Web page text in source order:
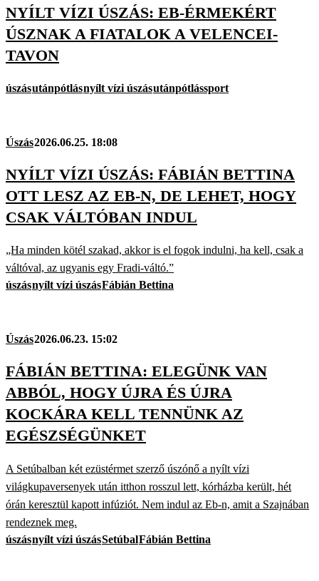
NYÍLT VÍZI ÚSZÁS: EB-ÉRMEKÉRT
ÚSZNAK A FIATALOK A VELENCEI-
TAVON
úszásutánpótlásnyílt vízi úszásutánpótlássport
Úszás2026.06.25. 18:08
NYÍLT VÍZI ÚSZÁS: FÁBIÁN BETTINA
OTT LESZ AZ EB-N, DE LEHET, HOGY
CSAK VÁLTÓBAN INDUL
„Ha minden kötél szakad, akkor is el fogok indulni, ha kell, csak a
váltóval, az ugyanis egy Fradi-váltó.”
úszásnyílt vízi úszásFábián Bettina
Úszás2026.06.23. 15:02
FÁBIÁN BETTINA: ELEGÜNK VAN
ABBÓL, HOGY ÚJRA ÉS ÚJRA
KOCKÁRA KELL TENNÜNK AZ
EGÉSZSÉGÜNKET
A Setúbalban két ezüstérmet szerző úszónő a nyílt vízi
világkupaversenyek után itthon rosszul lett, kórházba került, hét
órán keresztül kapott infúziót. Nem indul az Eb-n, amit a Szajnában
rendeznek meg.
úszásnyílt vízi úszásSetúbalFábián Bettina